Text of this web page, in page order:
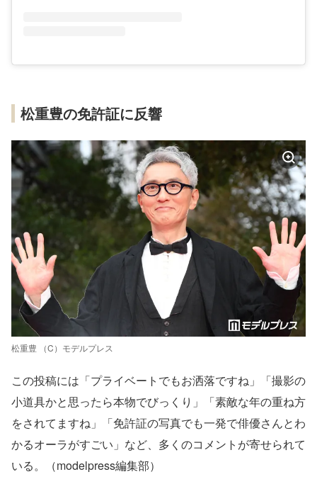
松重豊の免許証に反響
松重豊 （C）モデルプレス
この投稿には「プライベートでもお洒落ですね」「撮影の
小道具かと思ったら本物でびっくり」「素敵な年の重ね方
をされてますね」「免許証の写真でも一発で俳優さんとわ
かるオーラがすごい」など、多くのコメントが寄せられて
いる。（modelpress編集部）